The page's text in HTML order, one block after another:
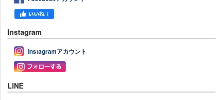
Instagram
Instagramアカウント
LINE